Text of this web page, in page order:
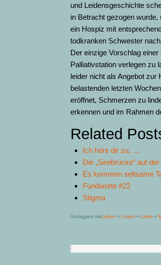
und Leidensgeschichte
in Betracht gezogen
ein Hospiz mit
todkranken Schwester
Der einzige Vorschlag
Palliativstation verlegen zu
leider nicht als Angebot zur
belastenden letzten
eröffnet, Schmerzen zu
erkennen und im Rahmen
Related
Ich höre dir zu, …
Die „Seebrücke“ auf
Es kommen seltsame
Fundworte #22
Stigma
Getagged mitLeben • Lesen • Liebe •